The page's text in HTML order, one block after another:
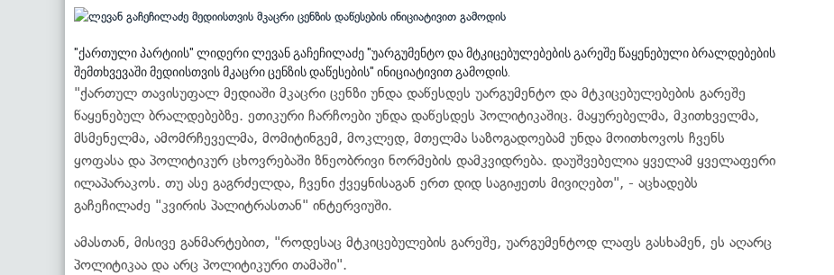
"ქართული პარტიის" ლიდერი ლევან გაჩეჩილაძე "უარგუმენტო და მტკიცებულებების გარეშე წაყენებული ბრალდებების
შემთხვევაში მედიისთვის მკაცრი ცენზის დაწესების" ინიციატივით გამოდის.
"ქართულ თავისუფალ მედიაში მკაცრი ცენზი უნდა დაწესდეს უარგუმენტო და მტკიცებულებების გარეშე
წაყენებულ ბრალდებებზე. ეთიკური ჩარჩოები უნდა დაწესდეს პოლიტიკაშიც. მაყურებელმა, მკითხველმა,
მსმენელმა, ამომრჩეველმა, მომიტინგემ, მოკლედ, მთელმა საზოგადოებამ უნდა მოითხოვოს ჩვენს
ყოფასა და პოლიტიკურ ცხოვრებაში ზნეობრივი ნორმების დამკვიდრება. დაუშვებელია ყველამ ყველაფერი
ილაპარაკოს. თუ ასე გაგრძელდა, ჩვენი ქვეყნისაგან ერთ დიდ საგიჟეთს მივიღებთ", - აცხადებს
გაჩეჩილაძე "კვირის პალიტრასთან" ინტერვიუში.
ამასთან, მისივე განმარტებით, "როდესაც მტკიცებულების გარეშე, უარგუმენტოდ ლაფს გასხამენ, ეს აღარც
პოლიტიკაა და არც პოლიტიკური თამაში".